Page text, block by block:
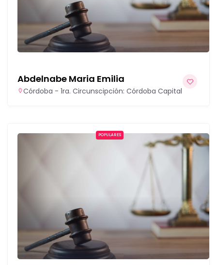
Abdelnabe Maria Emilia
Córdoba - 1ra. Circunscipción: Córdoba Capital
POPULARES